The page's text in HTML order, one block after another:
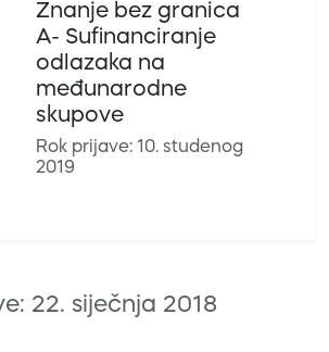
Znanje bez granica
A- Sufinanciranje
odlazaka na
međunarodne
skupove
Rok prijave: 10. studenog
2019
22. siječnja 2018